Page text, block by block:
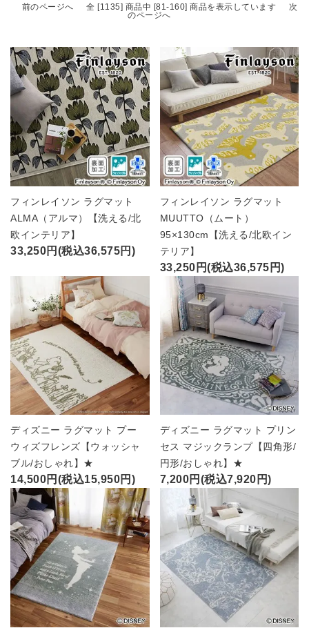
前のページへ 全 [1135] 商品中 [81-160] 商品を表示しています
次
のページへ
フィンレイソン ラグマット
ALMA（アルマ）【洗える/北
欧インテリア】
33,250円(税込36,575円)
フィンレイソン ラグマット
MUUTTO（ムート）
95×130cm【洗える/北欧イン
テリア】
33,250円(税込36,575円)
ディズニー ラグマット プー
ウィズフレンズ【ウォッシャ
ブル/おしゃれ】★
14,500円(税込15,950円)
ディズニー ラグマット プリン
セス マジックランプ【四角形/
円形/おしゃれ】★
7,200円(税込7,920円)